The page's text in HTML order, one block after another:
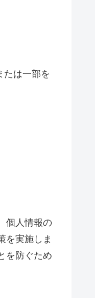
たは一部を
個人情報の
を実施しま
を防ぐため